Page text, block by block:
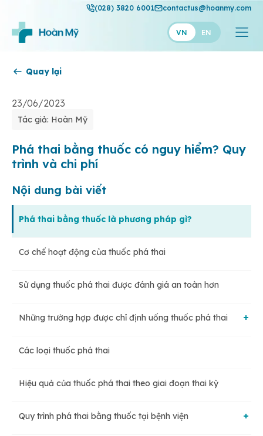
(028) 3820 6001 contactus@hoanmy.com
VN EN
Thuận Mỹ
Quay lại
23/06/2023
Tác giả: Hoàn Mỹ
Phá thai bằng thuốc có nguy hiểm? Quy
trình và chi phí
Nội dung bài viết
Phá thai bằng thuốc là phương pháp gì?
Cơ chế hoạt động của thuốc phá thai
Sử dụng thuốc phá thai được đánh giá an toàn hơn
Những trường hợp được chỉ định uống thuốc phá thai
Tuyệt đối không sử dụng thuốc trong trường hợp:
Những trường hợp cần thận trọng và xem xét kỹ lưỡng khi
Các loại thuốc phá thai
Hiệu quả của thuốc phá thai theo giai đoạn thai kỳ
Quy trình phá thai bằng thuốc tại bệnh viện